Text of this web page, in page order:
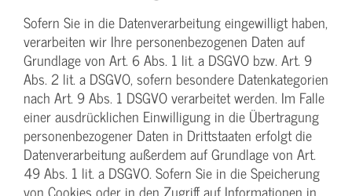
Sofern Sie in die Datenverarbeitung eingewilligt haben,
verarbeiten wir Ihre personenbezogenen Daten auf
Grundlage von Art. 6 Abs. 1 lit. a DSGVO bzw. Art. 9
Abs. 2 lit. a DSGVO, sofern besondere Datenkategorien
nach Art. 9 Abs. 1 DSGVO verarbeitet werden. Im Falle
einer ausdrücklichen Einwilligung in die Übertragung
personenbezogener Daten in Drittstaaten erfolgt die
Datenverarbeitung außerdem auf Grundlage von Art.
49 Abs. 1 lit. a DSGVO. Sofern Sie in die Speicherung
von Cookies oder in den Zugriff auf Informationen in